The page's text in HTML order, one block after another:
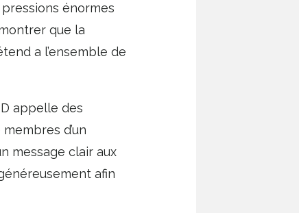
énormes
que la
a l’ensemble de
appelle des
d’un
message clair aux
afin